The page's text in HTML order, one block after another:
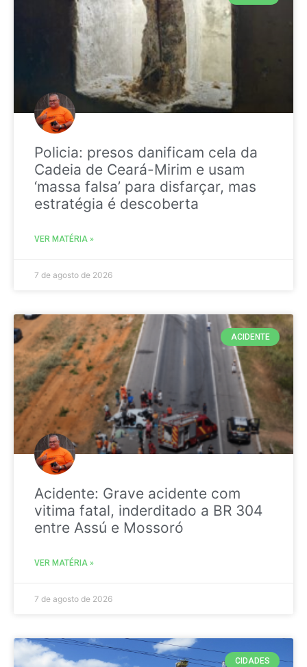
Policia: presos danificam cela da
Cadeia de Ceará-Mirim e usam
‘massa falsa’ para disfarçar, mas
estratégia é descoberta
VER MATÉRIA »
7 de agosto de 2026
ACIDENTE
Acidente: Grave acidente com
vitima fatal, inderditado a BR 304
entre Assú e Mossoró
VER MATÉRIA »
7 de agosto de 2026
CIDADES